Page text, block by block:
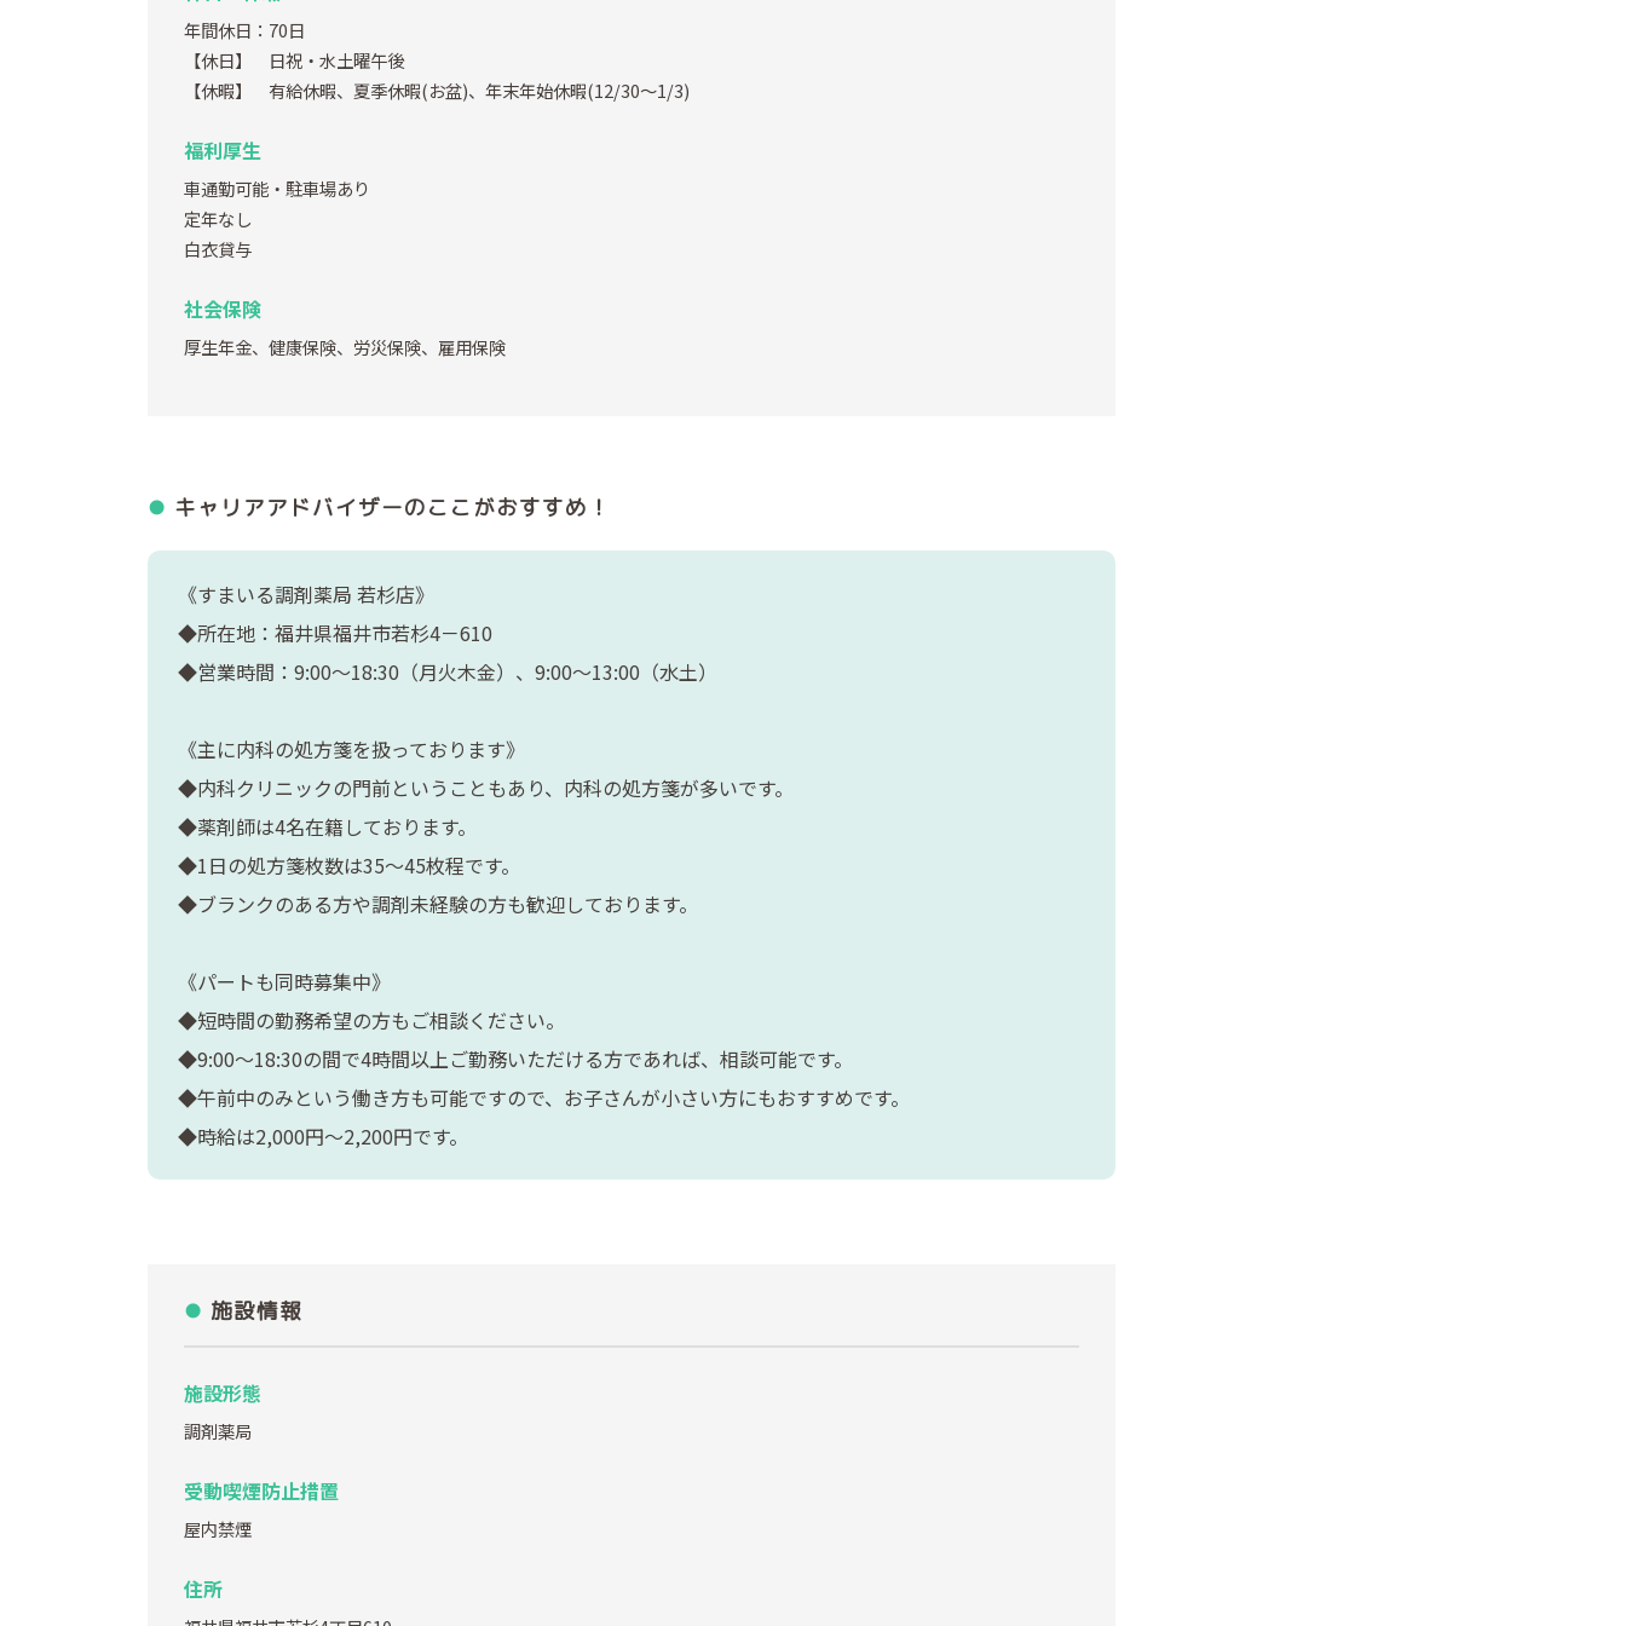
年間休日：70日
【休日】 日祝・水土曜午後
【休暇】 有給休暇、夏季休暇(お盆)、年末年始休暇(12/30～1/3)
福利厚生
車通勤可能・駐車場あり
定年なし
白衣貸与
社会保険
厚生年金、健康保険、労災保険、雇用保険
キャリアアドバイザーのここがおすすめ！
《すまいる調剤薬局 若杉店》
◆所在地：福井県福井市若杉4－610
◆営業時間：9:00～18:30（月火木金）、9:00～13:00（水土）
《主に内科の処方箋を扱っております》
◆内科クリニックの門前ということもあり、内科の処方箋が多いです。
◆薬剤師は4名在籍しております。
◆1日の処方箋枚数は35～45枚程です。
◆ブランクのある方や調剤未経験の方も歓迎しております。
《パートも同時募集中》
◆短時間の勤務希望の方もご相談ください。
◆9:00～18:30の間で4時間以上ご勤務いただける方であれば、相談可能です。
◆午前中のみという働き方も可能ですので、お子さんが小さい方にもおすすめです。
◆時給は2,000円～2,200円です。
施設情報
施設形態
調剤薬局
受動喫煙防止措置
屋内禁煙
住所